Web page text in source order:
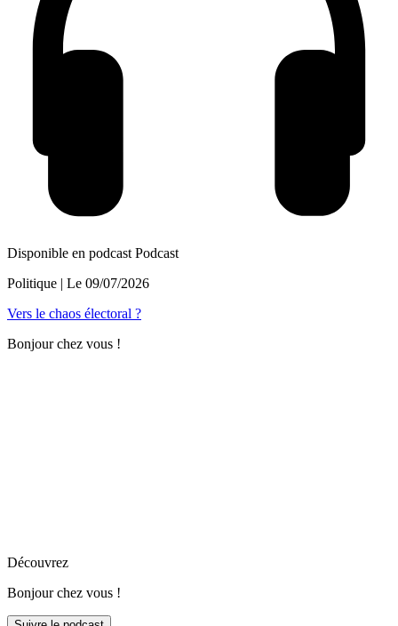
Disponible en podcast Podcast
Politique | Le 09/07/2026
Vers le chaos électoral ?
Bonjour chez vous !
Découvrez
Bonjour chez vous !